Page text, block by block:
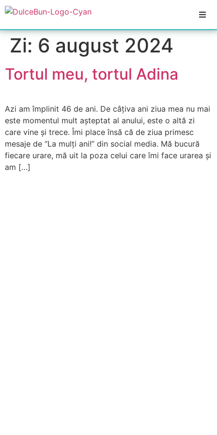
Zi: 6 august 2024
Tortul meu, tortul Adina
Azi am împlinit 46 de ani. De câțiva ani ziua mea nu mai
este momentul mult așteptat al anului, este o altă zi
care vine și trece. Îmi place însă că de ziua primesc
mesaje de “La mulți ani!” din social media. Mă bucură
fiecare urare, mă uit la poza celui care îmi face urarea și
am […]